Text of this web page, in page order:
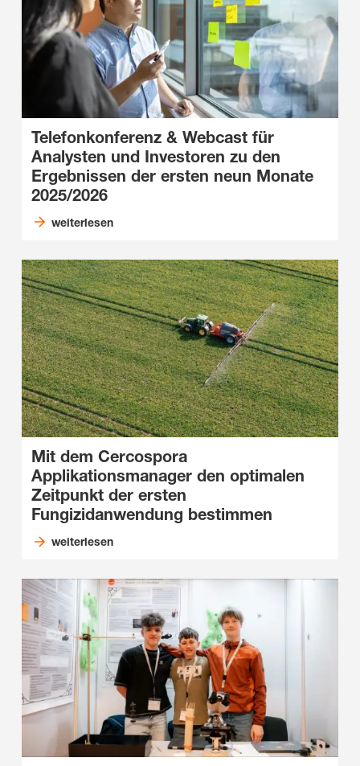
Telefonkonferenz & Webcast für
Analysten und Investoren zu den
Ergebnissen der ersten neun Monate
2025/2026
weiterlesen
Mit dem Cercospora
Applikationsmanager den optimalen
Zeitpunkt der ersten
Fungizidanwendung bestimmen
weiterlesen